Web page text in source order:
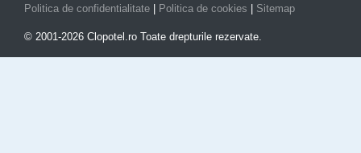
Politica de confidentialitate
Politica de cookies Sitemap
© 2001-2026 Clopotel.ro Toate drepturile rezervate.